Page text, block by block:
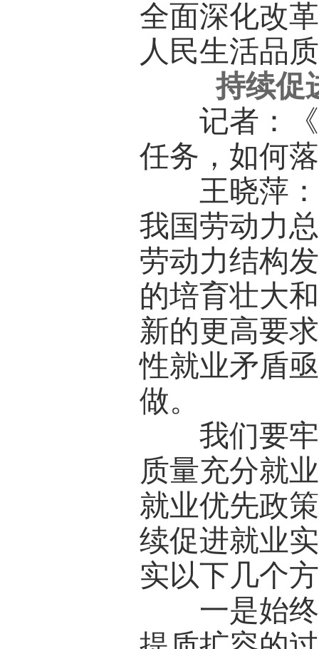
全面深化改
人民生活品
持续促
记者：《
任务，如何
王晓萍：
我国劳动力
劳动力结构
的培育壮大
新的更高要
性就业矛盾
做。
我们要牢
质量充分就
就业优先政
续促进就业
实以下几个
一是始终